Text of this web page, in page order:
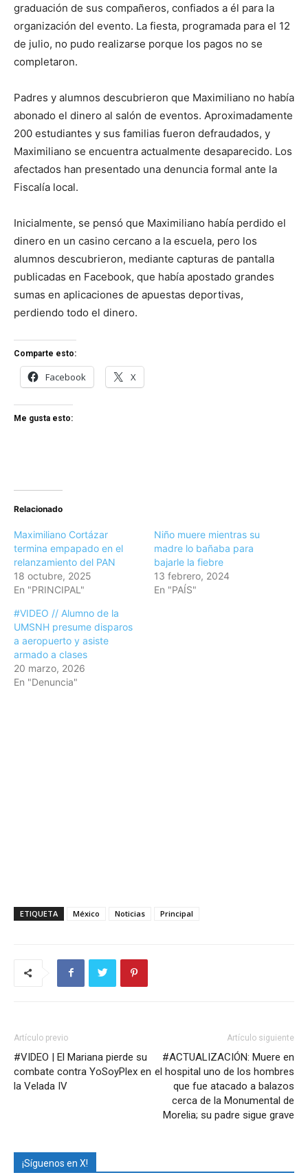
graduación de sus compañeros, confiados a él para la
organización del evento. La fiesta, programada para el 12
de julio, no pudo realizarse porque los pagos no se
completaron.
Padres y alumnos descubrieron que Maximiliano no había
abonado el dinero al salón de eventos. Aproximadamente
200 estudiantes y sus familias fueron defraudados, y
Maximiliano se encuentra actualmente desaparecido. Los
afectados han presentado una denuncia formal ante la
Fiscalía local.
Inicialmente, se pensó que Maximiliano había perdido el
dinero en un casino cercano a la escuela, pero los
alumnos descubrieron, mediante capturas de pantalla
publicadas en Facebook, que había apostado grandes
sumas en aplicaciones de apuestas deportivas,
perdiendo todo el dinero.
Comparte esto:
Facebook X
Me gusta esto:
Relacionado
Maximiliano Cortázar
termina empapado en el
relanzamiento del PAN
18 octubre, 2025
En "PRINCIPAL"
Niño muere mientras su
madre lo bañaba para
bajarle la fiebre
13 febrero, 2024
En "PAÍS"
#VIDEO // Alumno de la
UMSNH presume disparos
a aeropuerto y asiste
armado a clases
20 marzo, 2026
En "Denuncia"
ETIQUETA México Noticias Principal
Artículo previo
#VIDEO | El Mariana pierde su
combate contra YoSoyPlex en
la Velada IV
Artículo siguiente
#ACTUALIZACIÓN: Muere en
el hospital uno de los hombres
que fue atacado a balazos
cerca de la Monumental de
Morelia; su padre sigue grave
¡Síguenos en X!